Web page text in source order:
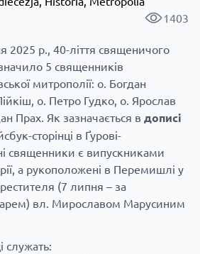
1403
2025 р., 40-ліття священичого
5 священників
митрополії: о. Богдан
о. Петро Гудко, о. Ярослав
Прах. Як зазначається в дописі
сторінці в Ґурові-
священники є випускниками
а рукоположені в Перемишлі у
(7 липня – за
вл. Мирославом Марусиним
служать: